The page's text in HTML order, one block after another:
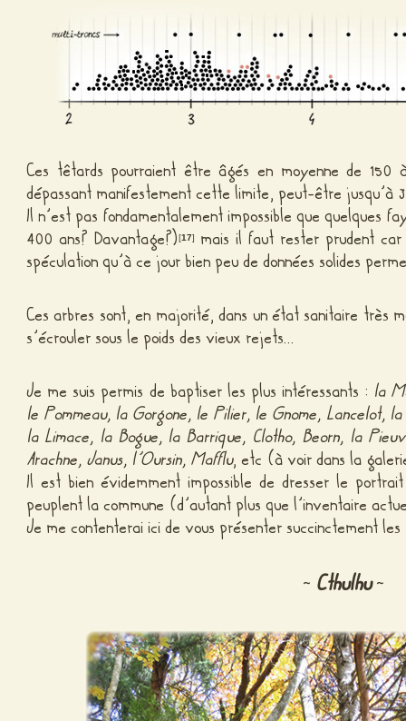
Ces têtards pourraient être âgés en moyenne de
dépassant manifestement cette limite, peut-être jusqu’à
Il n’est pas fondamentalement impossible que quelques
400 ans? Davantage?)[17]
mais il faut rester prudent
spéculation qu’à ce jour bien peu de données solides
Ces arbres sont, en majorité, dans un état sanitaire très
s’écrouler sous le poids des vieux rejets…
Je me suis permis de baptiser les plus intéressants : la
le Pommeau, la Gorgone, le Pilier, le Gnome, Lancelot,
la Limace, la Bogue, la Barrique, Clotho, Beorn, la
Arachne, Janus, l’Oursin, Mafflu, etc (à voir dans la
Il est bien évidemment impossible de dresser le
peuplent la commune (d’autant plus que l’inventaire
Je me contenterai ici de vous présenter succinctement
~ Cthulhu~